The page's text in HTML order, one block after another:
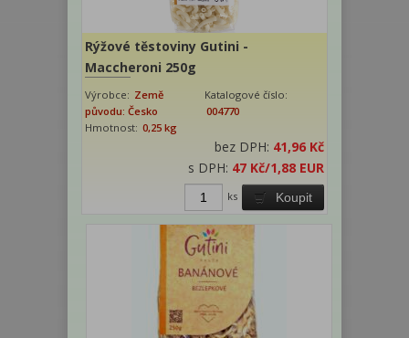
Rýžové těstoviny Gutini -
Maccheroni 250g
Výrobce: Země
původu: Česko
Katalogové číslo:
004770
Hmotnost: 0,25 kg
bez DPH: 41,96 Kč
s DPH: 47 Kč/1,88 EUR
Koupit
ks